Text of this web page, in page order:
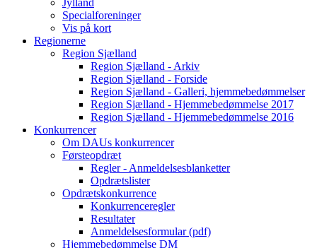
Jylland
Specialforeninger
Vis på kort
Regionerne
Region Sjælland
Region Sjælland - Arkiv
Region Sjælland - Forside
Region Sjælland - Galleri, hjemmebedømmelser
Region Sjælland - Hjemmebedømmelse 2017
Region Sjælland - Hjemmebedømmelse 2016
Konkurrencer
Om DAUs konkurrencer
Førsteopdræt
Regler - Anmeldelsesblanketter
Opdrætslister
Opdrætskonkurrence
Konkurrenceregler
Resultater
Anmeldelsesformular (pdf)
Hjemmebedømmelse DM